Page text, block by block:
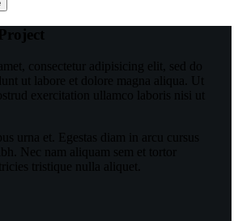
consectetur adipisicing elit, sed do
ut labore et dolore magna aliqua. Ut
exercitation ullamco laboris nisi ut
urna et. Egestas diam in arcu cursus
Nec nam aliquam sem et tortor
tristique nulla aliquet.